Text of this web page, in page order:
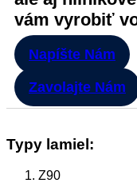
vám vyrobiť
Napíšte Nám
Zavolajte Nám
Typy lamiel:
Z90